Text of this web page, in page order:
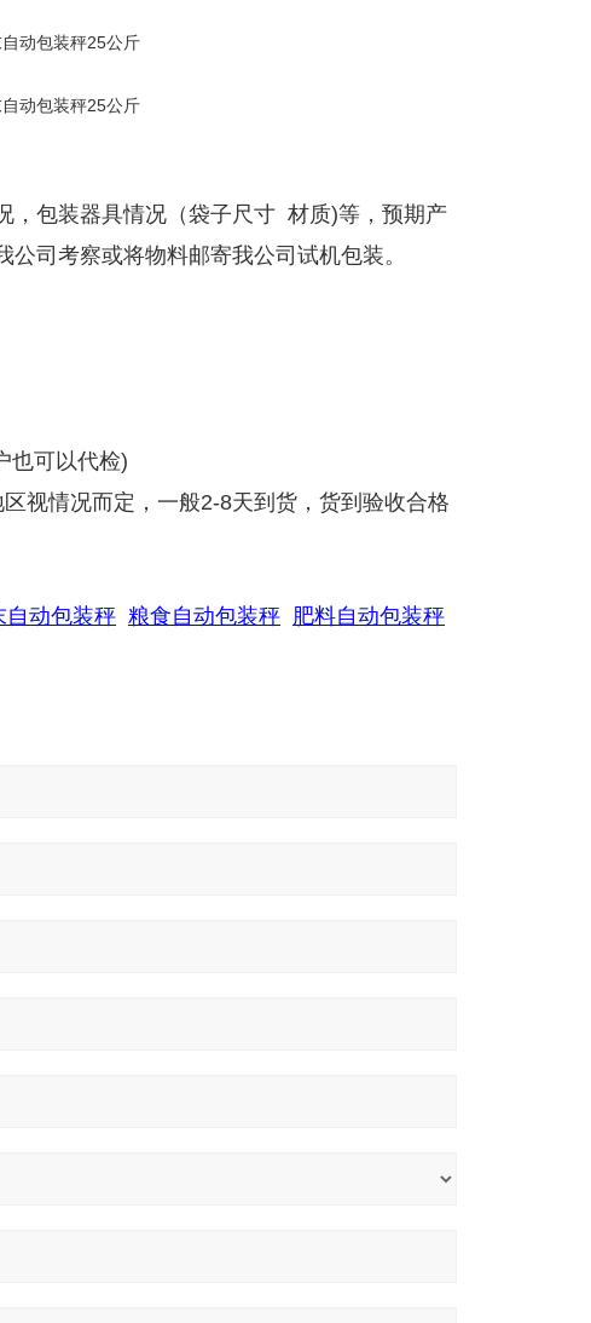
，包装器具情况（袋子尺寸 材质)等，预期产
司考察或将物料邮寄我公司试机包装。
也可以代检)
视情况而定，一般2-8天到货，货到验收合格
自动包装秤 粮食自动包装秤 肥料自动包装秤